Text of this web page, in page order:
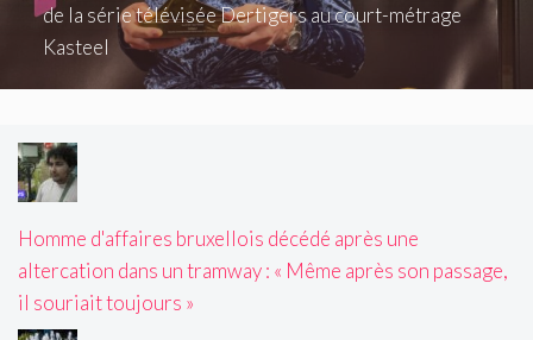
de la série télévisée Dertigers au court-métrage
Kasteel
Homme d'affaires bruxellois décédé après une
altercation dans un tramway : « Même après son passage,
il souriait toujours »